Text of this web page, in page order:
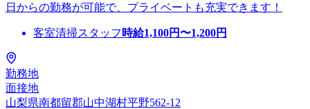
日からの勤務が可能で、プライベートも充実できます！
客室清掃スタッフ 時給1,100円〜1,200円
勤務地
面接地
山梨県南都留郡山中湖村平野562-12